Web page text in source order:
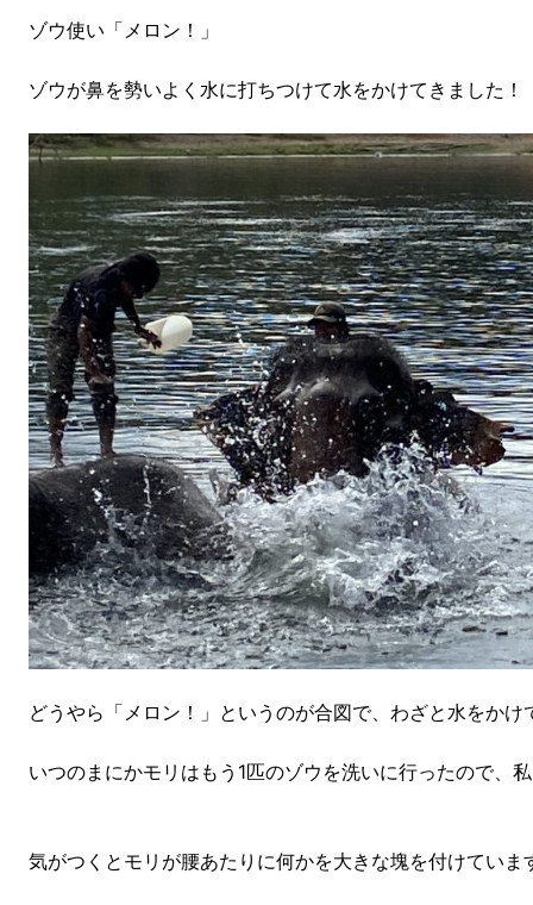
ゾウ使い「メロン！」
ゾウが鼻を勢いよく水に打ちつけて水をかけてきました！
どうやら「メロン！」というのが合図で、わざと水をかけ
いつのまにかモリはもう1匹のゾウを洗いに行ったので、
気がつくとモリが腰あたりに何かを大きな塊を付けていま